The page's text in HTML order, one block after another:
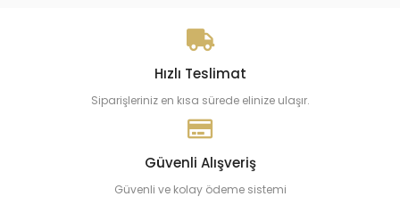
Hızlı Teslimat
Siparişleriniz en kısa sürede elinize ulaşır.
Güvenli Alışveriş
Güvenli ve kolay ödeme sistemi